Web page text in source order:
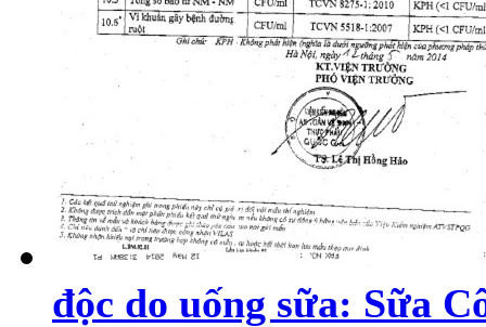
độc do uống sữa: Sữa